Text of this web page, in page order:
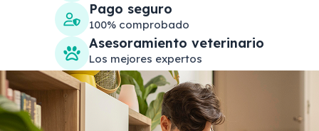
Pago seguro
100% comprobado
Asesoramiento veterinario
Los mejores expertos